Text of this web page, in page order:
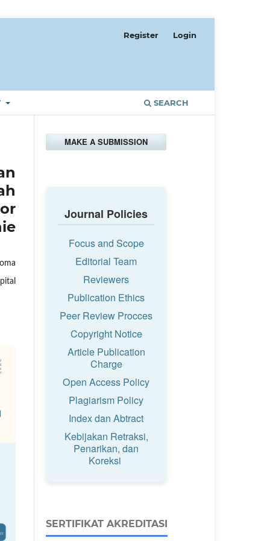
SEARCH
Register Login
MAKE A SUBMISSION
Journal Policies
Focus and Scope
Editorial Team
Reviewers
Publication Ethics
Peer Review Procces
Copyright Notice
Article Publication
Charge
Open Access Policy
Plagiarism Policy
Index dan Abtract
Kebijakan Retraksi,
Penarikan, dan
Koreksi
SERTIFIKAT AKREDITASI